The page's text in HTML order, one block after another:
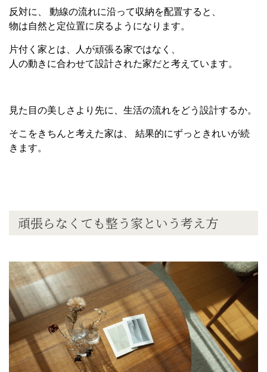
反対に、 動線の流れに沿って収納を配置すると、
物は自然と定位置に戻るようになります。
片付く家とは、人が頑張る家ではなく、
人の動きに合わせて設計された家だと考えています。
見た目の美しさより先に、生活の流れをどう設計するか。
そこをきちんと考えた家は、 結果的にずっときれいが続
きます。
頑張らなくても整う家という考え方